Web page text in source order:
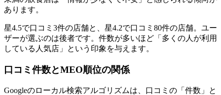
あります。
星4.5で口コミ3件の店舗と、星4.2で口コミ80件の店舗。ユー
ザーが選ぶのは後者です。件数が多いほど「多くの人が利用
している人気店」という印象を与えます。
口コミ件数とMEO順位の関係
Googleのローカル検索アルゴリズムは、口コミの「件数」と